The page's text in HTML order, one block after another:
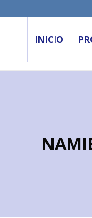
INICIO